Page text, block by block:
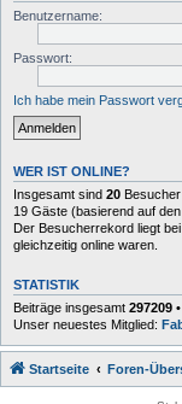
Benutzername:
Passwort:
Ich habe mein Passwort
WER IST ONLINE?
Insgesamt sind 20
19 Gäste (basierend auf
Der Besucherrekord liegt bei
gleichzeitig online waren.
STATISTIK
Beiträge insgesamt 297209
Unser neuestes Mitglied:
Startseite Foren-